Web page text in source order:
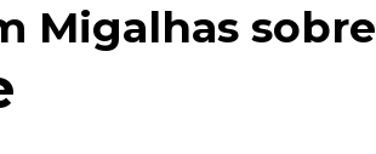
Migalhas sobre